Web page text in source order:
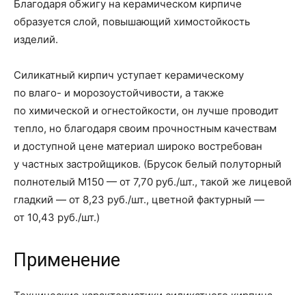
Благодаря обжигу на керамическом кирпиче
образуется слой, повышающий химостойкость
изделий.
Силикатный кирпич уступает керамическому
по влаго- и морозоустойчивости, а также
по химической и огнестойкости, он лучше проводит
тепло, но благодаря своим прочностным качествам
и доступной цене материал широко востребован
у частных застройщиков. (Брусок белый полуторный
полнотелый М150 — от 7,70 руб./шт., такой же лицевой
гладкий — от 8,23 руб./шт., цветной фактурный —
от 10,43 руб./шт.)
Применение